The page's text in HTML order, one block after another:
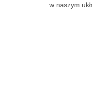
w naszym